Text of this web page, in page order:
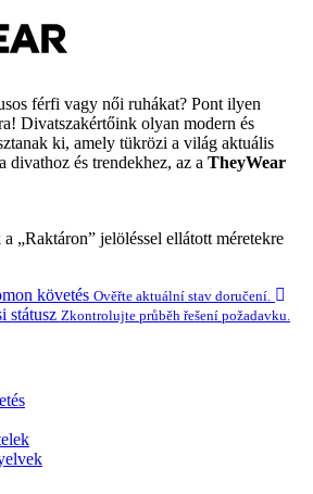
férfi vagy női ruhákat? Pont ilyen
Divatszakértőink olyan modern és
ki, amely tükrözi a világ aktuális
divathoz és trendekhez, az a TheyWear
„Raktáron” jelöléssel ellátott méretekre
követés Ověřte aktuální stav doručení.
státusz Zkontrolujte průběh řešení požadavku.